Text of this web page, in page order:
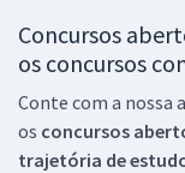
Concursos
os concursos
Conte com a nossa
os concursos
trajetória de